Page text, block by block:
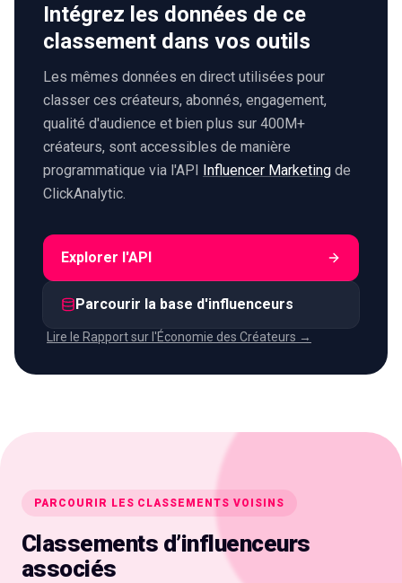
Intégrez les données de ce
classement dans vos outils
Les mêmes données en direct utilisées pour
classer ces créateurs, abonnés, engagement,
qualité d'audience et bien plus sur 400M+
créateurs, sont accessibles de manière
programmatique via l'API Influencer Marketing de
ClickAnalytic.
Explorer l'API
Parcourir la base d'influenceurs
Lire le Rapport sur l'Économie des Créateurs →
PARCOURIR LES CLASSEMENTS VOISINS
Classements d’influenceurs
associés